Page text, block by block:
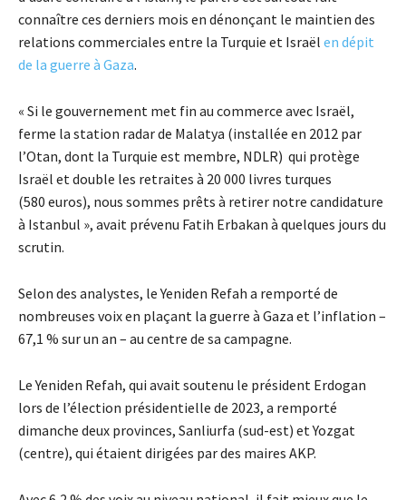
connaître ces derniers mois en dénonçant le maintien des
relations commerciales entre la Turquie et Israël en dépit
de la guerre à Gaza.
« Si le gouvernement met fin au commerce avec Israël,
ferme la station radar de Malatya (installée en 2012 par
l’Otan, dont la Turquie est membre, NDLR) qui protège
Israël et double les retraites à 20 000 livres turques
(580 euros), nous sommes prêts à retirer notre candidature
à Istanbul », avait prévenu Fatih Erbakan à quelques jours du
scrutin.
Selon des analystes, le Yeniden Refah a remporté de
nombreuses voix en plaçant la guerre à Gaza et l’inflation –
67,1 % sur un an – au centre de sa campagne.
Le Yeniden Refah, qui avait soutenu le président Erdogan
lors de l’élection présidentielle de 2023, a remporté
dimanche deux provinces, Sanliurfa (sud-est) et Yozgat
(centre), qui étaient dirigées par des maires AKP.